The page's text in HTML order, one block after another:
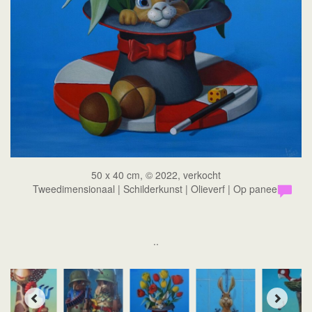
50 x 40 cm, © 2022, verkocht
Tweedimensionaal | Schilderkunst | Olieverf | Op paneel
..